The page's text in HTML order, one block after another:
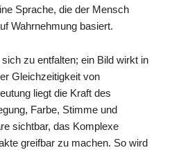
Sprache, die der Mensch
Wahrnehmung basiert.
zu entfalten; ein Bild wirkt in
Gleichzeitigkeit von
liegt die Kraft des
Farbe, Stimme und
sichtbar, das Komplexe
greifbar zu machen. So wird